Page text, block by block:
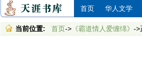
首页 华人文学
当前位置: 首页-> 《霸道情人爱缠绵》 ->